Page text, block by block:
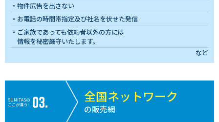
物件広告を出さない
お電話の時間帯指定及び社名を伏せた発信
ご家族であっても依頼者以外の方には
情報を秘密厳守いたします。
など
SUMiTASの
ここが違う!
全国ネットワーク
の販売網